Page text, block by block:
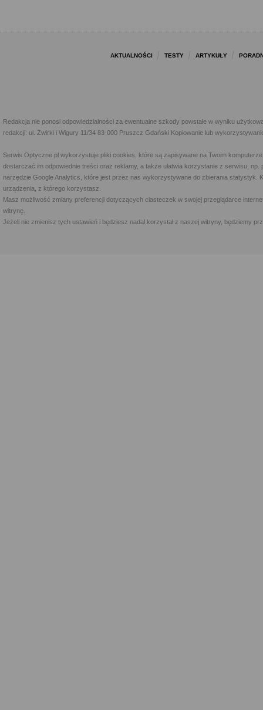
AKTUALNOŚCI TESTY ARTYKUŁY
Redakcja nie ponosi odpowiedzialności za ewentualne szkody powstałe w wyniku
redakcji: ul. Żwirki i Wigury 11/34 83-000 Pruszcz Gdański Kopiowanie lub
Serwis Optyczne.pl wykorzystuje pliki cookies, które są zapisywane na Twoim
dostarczać im odpowiednie treści oraz reklamy, a także ułatwia korzystanie z serwisu,
narzędzie Google Analytics, które jest przez nas wykorzystywane do zbierania statystyk.
urządzenia, z którego korzystasz.
Masz możliwość zmiany preferencji dotyczących ciasteczek w swojej przeglądarce
witrynę.
Jeżeli nie zmienisz tych ustawień i będziesz nadal korzystał z naszej witryny, będziemy